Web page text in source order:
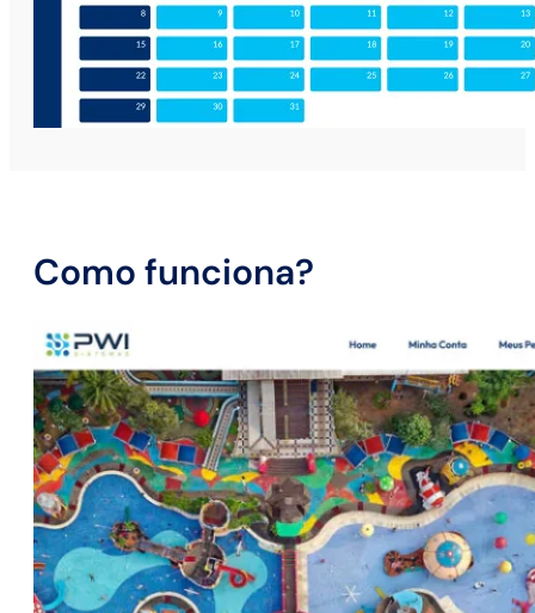
Como funciona?